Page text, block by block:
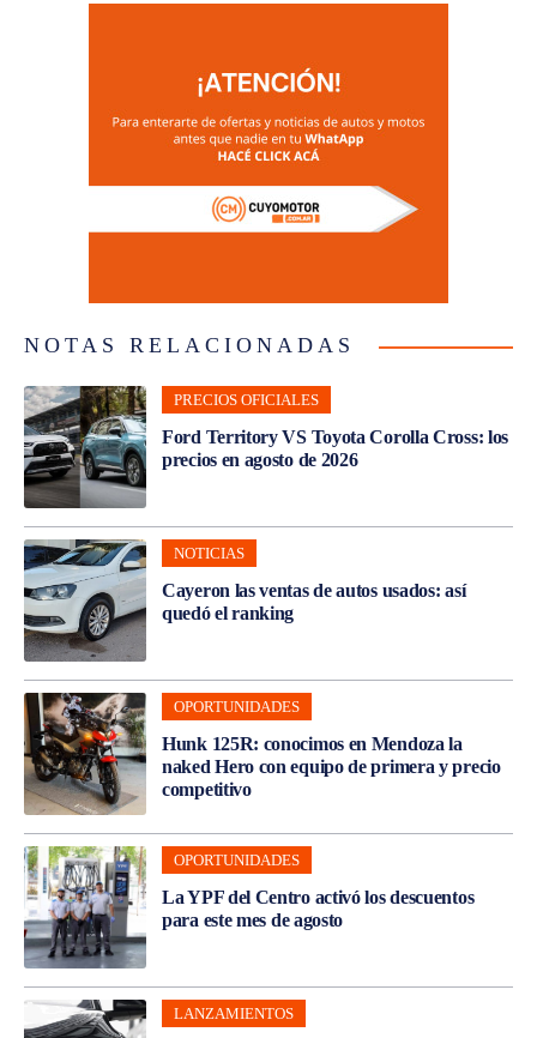
NOTAS RELACIONADAS
PRECIOS OFICIALES
Ford Territory VS Toyota Corolla Cross: los
precios en agosto de 2026
NOTICIAS
Cayeron las ventas de autos usados: así
quedó el ranking
OPORTUNIDADES
Hunk 125R: conocimos en Mendoza la
naked Hero con equipo de primera y precio
competitivo
OPORTUNIDADES
La YPF del Centro activó los descuentos
para este mes de agosto
LANZAMIENTOS